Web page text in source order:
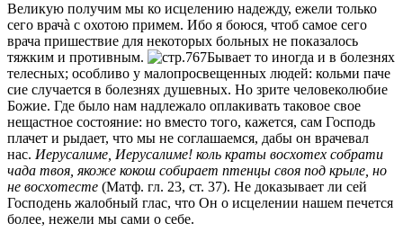
Великую получим мы ко исцелению надежду, ежели только
сего врачà с охотою примем. Ибо я боюся, чтоб самое сего
врача пришествие для некоторых больных не показалось
тяжким и противным.
Бывает то иногда и в болезнях
телесных; особливо у малопросвещенных людей: кольми паче
сие случается в болезнях душевных. Но зрите человеколюбие
Божие. Где было нам надлежало оплакивать таковое свое
нещастное состояние: но вместо того, кажется, сам Господь
плачет и рыдает, что мы не соглашаемся, дабы он врачевал
нас. Иерусалиме, Иерусалиме! коль краты восхотех собрати
чада твоя, якоже кокош собирает птенцы своя под крыле, но
не восхотесте (Матф. гл. 23, ст. 37). Не доказывает ли сей
Господень жалобный глас, что Он о исцелении нашем печется
более, нежели мы сами о себе.